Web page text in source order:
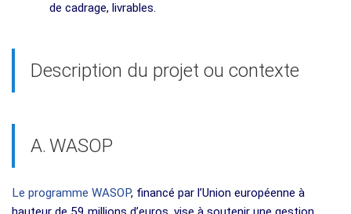
de cadrage, livrables.
Description du projet ou contexte
A. WASOP
Le programme WASOP, financé par l’Union européenne à